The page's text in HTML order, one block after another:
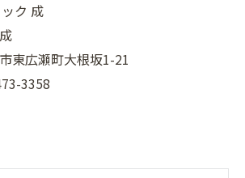
ク 成
東広瀬町大根坂1-21
3358